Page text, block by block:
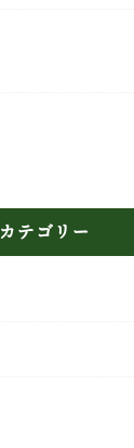
カテゴリー